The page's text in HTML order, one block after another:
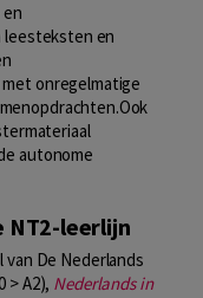
leesteksten en
onregelmatige
autonome
NT2-leerlijn
De Nederlands
> A2), Nederlands in